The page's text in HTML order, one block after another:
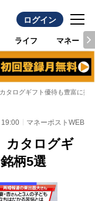
ログイン
ライフ マネー
タログギフト優待も豊富に揃
マネーポストWEB
カタログギ
柄5選